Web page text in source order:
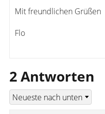
Mit freundlichen Grüßen
Flo
2 Antworten